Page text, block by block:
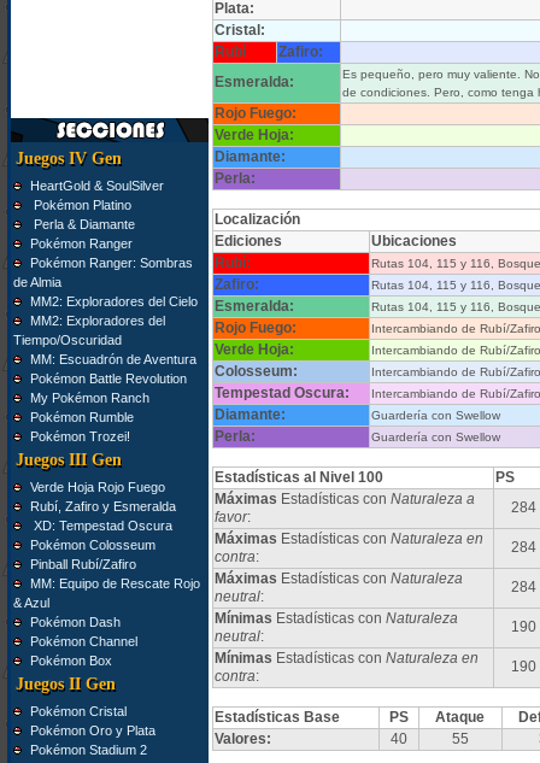
Juegos IV Gen
HeartGold & SoulSilver
Pokémon Platino
Perla & Diamante
Pokémon Ranger
Pokémon Ranger: Sombras
de Almia
MM2: Exploradores del Cielo
MM2: Exploradores del
Tiempo/Oscuridad
MM: Escuadrón de Aventura
Pokémon Battle Revolution
My Pokémon Ranch
Pokémon Rumble
Pokémon Trozei!
Juegos III Gen
Verde Hoja Rojo Fuego
Rubí, Zafiro y Esmeralda
XD: Tempestad Oscura
Pokémon Colosseum
Pinball Rubí/Zafiro
MM: Equipo de Rescate Rojo
& Azul
Pokémon Dash
Pokémon Channel
Pokémon Box
Juegos II Gen
Pokémon Cristal
Pokémon Oro y Plata
Pokémon Stadium 2
Plata:
Cristal:
Rubí
Zafiro:
Esmeralda:
Es pequeño, pero muy valiente.
de condiciones. Pero, como tenga
Rojo Fuego:
Verde Hoja:
Diamante:
Perla:
Localización
Ediciones
Ubicaciones
Rubí:
Rutas 104, 115 y 116,
Zafiro: Rutas 104, 115 y 116,
Esmeralda: Rutas 104, 115 y 116,
Rojo Fuego: Intercambiando de Rubí/
Verde Hoja: Intercambiando de Rubí/
Colosseum: Intercambiando de Rubí/
Tempestad Oscura: Intercambiando de Rubí/
Diamante: Guardería con Swellow
Perla: Guardería con Swellow
Estadísticas al Nivel 100
PS
Máximas Estadísticas con Naturaleza a
favor:
284
Máximas Estadísticas con Naturaleza en
contra:
284
Máximas Estadísticas con Naturaleza
neutral:
284
Mínimas Estadísticas con Naturaleza
neutral:
190
Mínimas Estadísticas con Naturaleza en
contra:
190
Estadísticas Base PS Ataque
Valores:
40 55